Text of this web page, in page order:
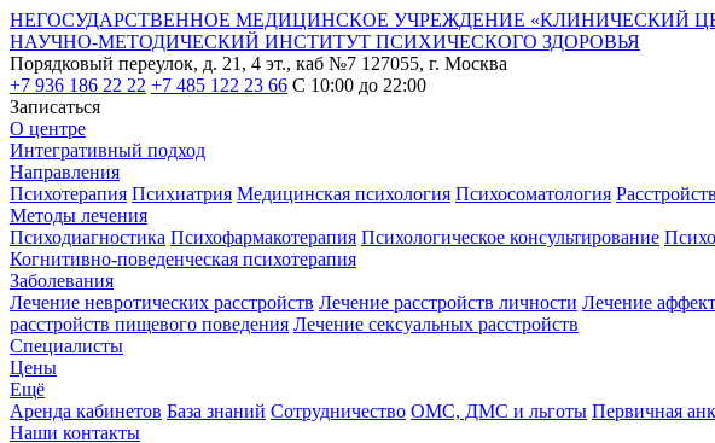
НЕГОСУДАРСТВЕННОЕ МЕДИЦИНСКОЕ УЧРЕЖДЕНИЕ «КЛИНИЧЕСКИЙ
НАУЧНО-МЕТОДИЧЕСКИЙ ИНСТИТУТ ПСИХИЧЕСКОГО ЗДОРОВЬЯ
Порядковый переулок, д. 21, 4 эт., каб №7 127055, г. Москва
+7 936 186 22 22 +7 485 122 23 66 С 10:00 до 22:00
Записаться
О центре
Интегративный подход
Направления
Психотерапия Психиатрия Медицинская психология Психосоматология
Методы лечения
Психодиагностика Психофармакотерапия Психологическое консультирование
Когнитивно-поведенческая психотерапия
Заболевания
Лечение невротических расстройств Лечение расстройств личности Лечение
расстройств пищевого поведения Лечение сексуальных расстройств
Специалисты
Цены
Ещё
Аренда кабинетов База знаний Сотрудничество ОМС, ДМС и льготы Первичная
Наши контакты